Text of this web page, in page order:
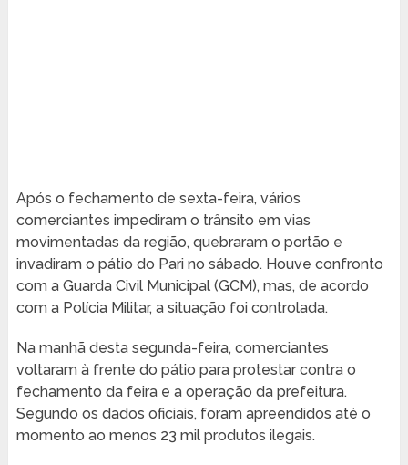
Após o fechamento de sexta-feira, vários
comerciantes impediram o trânsito em vias
movimentadas da região, quebraram o portão e
invadiram o pátio do Pari no sábado. Houve confronto
com a Guarda Civil Municipal (GCM), mas, de acordo
com a Polícia Militar, a situação foi controlada.
Na manhã desta segunda-feira, comerciantes
voltaram à frente do pátio para protestar contra o
fechamento da feira e a operação da prefeitura.
Segundo os dados oficiais, foram apreendidos até o
momento ao menos 23 mil produtos ilegais.